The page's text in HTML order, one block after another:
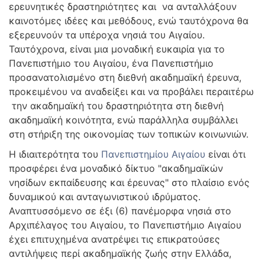
ερευνητικές δραστηριότητες και να ανταλλάξουν
καινοτόμες ιδέες και μεθόδους, ενώ ταυτόχρονα θα
εξερευνούν τα υπέροχα νησιά του Αιγαίου.
Ταυτόχρονα, είναι μια μοναδική ευκαιρία για το
Πανεπιστήμιο του Αιγαίου, ένα Πανεπιστήμιο
προσανατολισμένο στη διεθνή ακαδημαϊκή έρευνα,
προκειμένου να αναδείξει και να προβάλει περαιτέρω
την ακαδημαϊκή του δραστηριότητα στη διεθνή
ακαδημαϊκή κοινότητα, ενώ παράλληλα συμβάλλει
στη στήριξη της οικονομίας των τοπικών κοινωνιών.
Η ιδιαιτερότητα του Πανεπιστημίου Αιγαίου είναι ότι
προσφέρει ένα μοναδικό δίκτυο "ακαδημαϊκών
νησίδων εκπαίδευσης και έρευνας" στο πλαίσιο ενός
δυναμικού και ανταγωνιστικού ιδρύματος.
Αναπτυσσόμενο σε έξι (6) πανέμορφα νησιά στο
Αρχιπέλαγος του Αιγαίου, το Πανεπιστήμιο Αιγαίου
έχει επιτυχημένα ανατρέψει τις επικρατούσες
αντιλήψεις περί ακαδημαϊκής ζωής στην Ελλάδα,